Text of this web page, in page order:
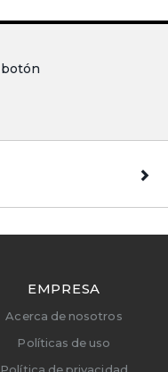
EMPRESA
Acerca de nosotros
Políticas de uso
Política de privacidad